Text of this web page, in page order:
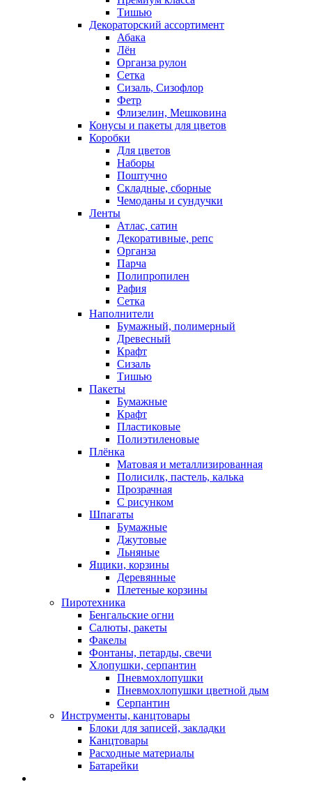
Тишью
Декораторский ассортимент
Абака
Лён
Органза рулон
Сетка
Сизаль, Сизофлор
Фетр
Флизелин, Мешковина
Конусы и пакеты для цветов
Коробки
Для цветов
Наборы
Поштучно
Складные, сборные
Чемоданы и сундучки
Ленты
Атлас, сатин
Декоративные, репс
Органза
Парча
Полипропилен
Рафия
Сетка
Наполнители
Бумажный, полимерный
Древесный
Крафт
Сизаль
Тишью
Пакеты
Бумажные
Крафт
Пластиковые
Полиэтиленовые
Плёнка
Матовая и металлизированная
Полисилк, пастель, калька
Прозрачная
С рисунком
Шпагаты
Бумажные
Джутовые
Льняные
Ящики, корзины
Деревянные
Плетеные корзины
Пиротехника
Бенгальские огни
Салюты, ракеты
Факелы
Фонтаны, петарды, свечи
Хлопушки, серпантин
Пневмохлопушки
Пневмохлопушки цветной дым
Серпантин
Инструменты, канцтовары
Блоки для записей, закладки
Канцтовары
Расходные материалы
Батарейки